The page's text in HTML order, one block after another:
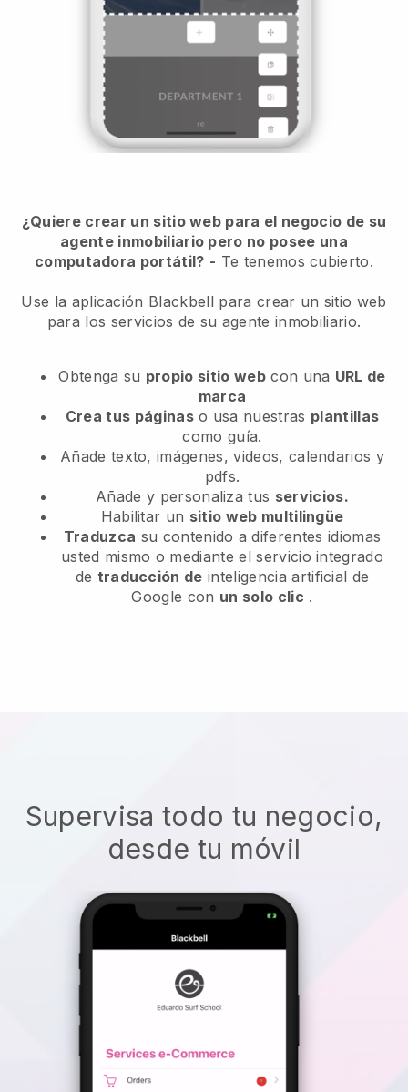
¿Quiere crear un sitio web para el negocio de su
agente inmobiliario pero no posee una
computadora portátil? - Te tenemos cubierto.
Use la aplicación Blackbell para crear un sitio web
para los servicios de su agente inmobiliario.
Obtenga su propio sitio webcon una URL de
marca
Crea tus páginaso usa nuestras plantillas
como guía.
Añade texto, imágenes, videos, calendarios y
pdfs.
Añade y personaliza tus servicios.
Habilitar un sitio web multilingüe
Traduzca su contenido a diferentes idiomas
usted mismo o mediante el servicio integrado
de traducción de inteligencia artificial de
Google con un solo clic .
Supervisa todo tu negocio,
desde tu móvil